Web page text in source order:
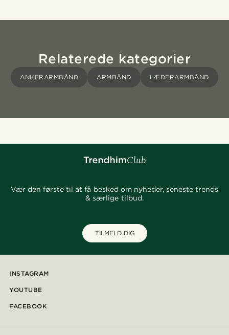
Relaterede kategorier
ANKERARMBÅND ARMBÅND LÆDERARMBÅND
Vær den første til at få besked om nyheder, seneste trends
& særlige tilbud.
TILMELD DIG
INSTAGRAM
YOUTUBE
FACEBOOK